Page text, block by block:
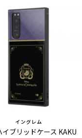
イングレム
ブリッドケース KAKU